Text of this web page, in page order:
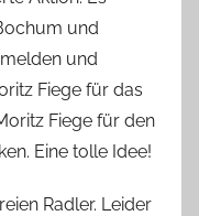
und
und
Fiege für das
Fiege für den
Eine tolle Idee!
Radler. Leider